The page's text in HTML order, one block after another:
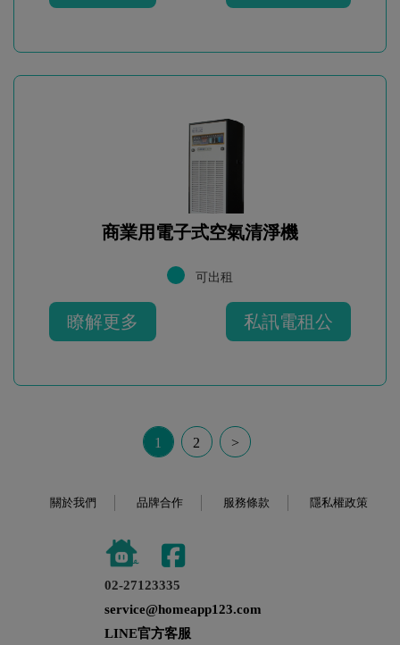
商業用電子式空氣清淨機
可出租
瞭解更多 私訊電租公
1 2 >
關於我們 品牌合作 服務條款 隱私權政策
02-27123335
service@homeapp123.com
LINE官方客服